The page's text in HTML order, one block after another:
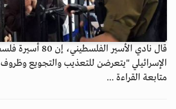
قال نادي الأسير
الإسرائيلي "يتعرضن للتعذيب والتجويع
متابعة القراءة ...